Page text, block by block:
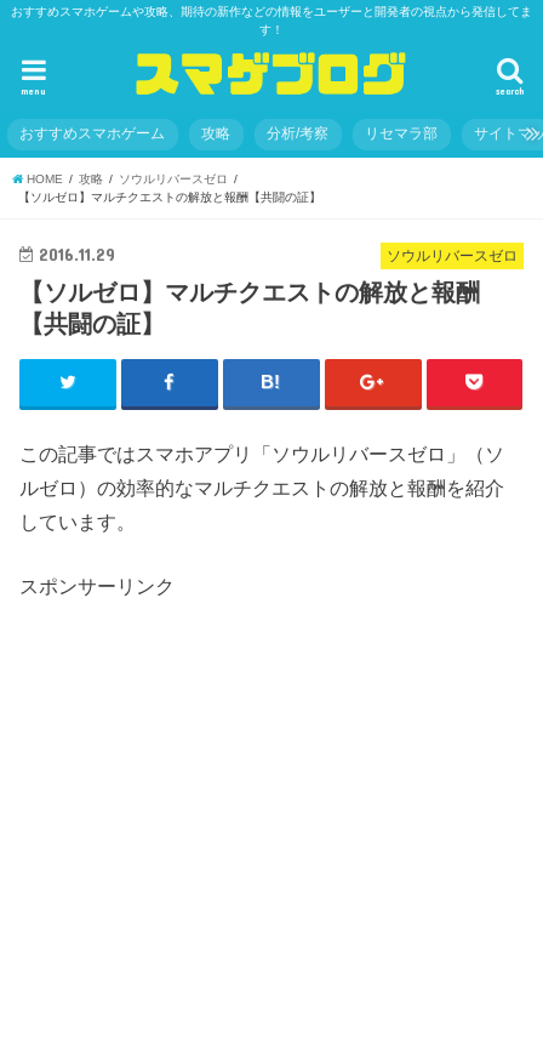
おすすめスマホゲームや攻略、期待の新作などの情報をユーザーと開発者の視点から発信してま
す！
search
menu
おすすめスマホゲーム 攻略 分析/考察 リセマラ部 サイトマ
HOME 攻略
ソウルリバースゼロ
【ソルゼロ】マルチクエストの解放と報酬【共闘の証】
ソウルリバースゼロ
2016.11.29
【ソルゼロ】マルチクエストの解放と報酬
【共闘の証】
この記事ではスマホアプリ「ソウルリバースゼロ」（ソ
ルゼロ）の効率的なマルチクエストの解放と報酬を紹介
しています。
スポンサーリンク